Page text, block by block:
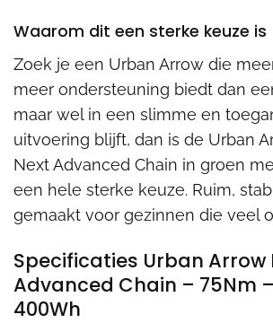
Waarom dit een sterke keuze is
Zoek je een Urban Arrow die
meer ondersteuning biedt dan
maar wel in een slimme en
uitvoering blijft, dan is de Urban
Next Advanced Chain in groen
een hele sterke keuze. Ruim,
gemaakt voor gezinnen die veel
Specificaties Urban Arrow
Advanced Chain – 75Nm
400Wh